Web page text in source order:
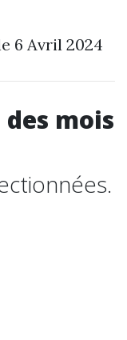
6 Avril 2024
mois